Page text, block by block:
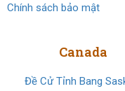
Chính sách bảo mật
Canada
Đề Cử Tỉnh Bang